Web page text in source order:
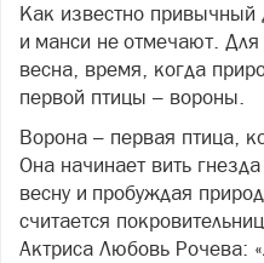
Как известно привычный
и манси не отмечают. Для
весна, время, когда
первой птицы – вороны.
Ворона – первая птица,
Она начинает вить
весну и пробуждая
считается
Актриса Любовь Рочева: